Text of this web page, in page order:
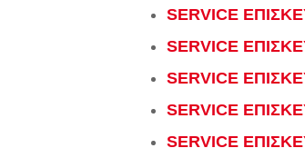
SERVICE
SERVICE
SERVICE
SERVICE
SERVICE